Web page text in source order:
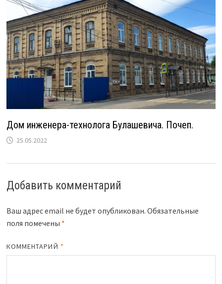
Дом инженера-технолога Булашевича. Почеп.
25.05.2022
Добавить комментарий
Ваш адрес email не будет опубликован. Обязательные
поля помечены *
КОММЕНТАРИЙ *